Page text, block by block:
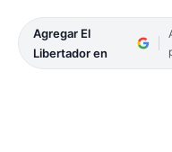
Agregar El
Libertador en